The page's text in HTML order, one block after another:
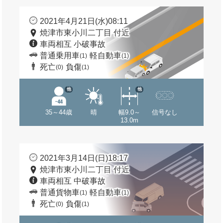
2021年4月21日(水)08:11
焼津市東小川二丁目 付近
車両相互 小破事故
普通乗用車(1) 軽自動車(1)
死亡(0) 負傷(1)
35～44歳
他
晴
幅9.0～
13.0m
他
信号なし
2021年3月14日(日)18:17
焼津市東小川二丁目 付近
車両相互 中破事故
普通貨物車(1) 軽自動車(1)
死亡(0) 負傷(1)